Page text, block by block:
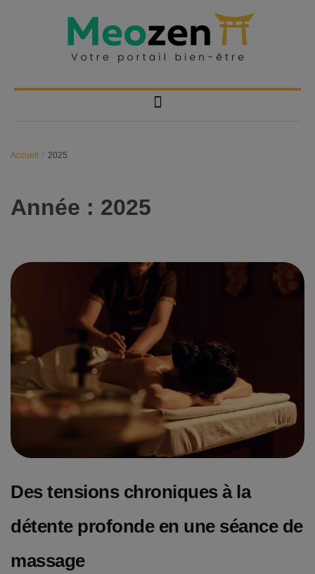
Accueil / 2025
Année : 2025
Des tensions chroniques à la
détente profonde en une séance de
massage